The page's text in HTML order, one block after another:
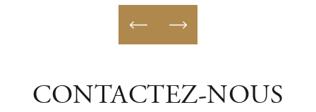
CONTACTEZ-NOUS